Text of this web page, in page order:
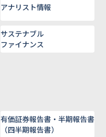
アナリスト情報
サステナブル
ファイナンス
有価証券報告書・半期報告書
（四半期報告書）